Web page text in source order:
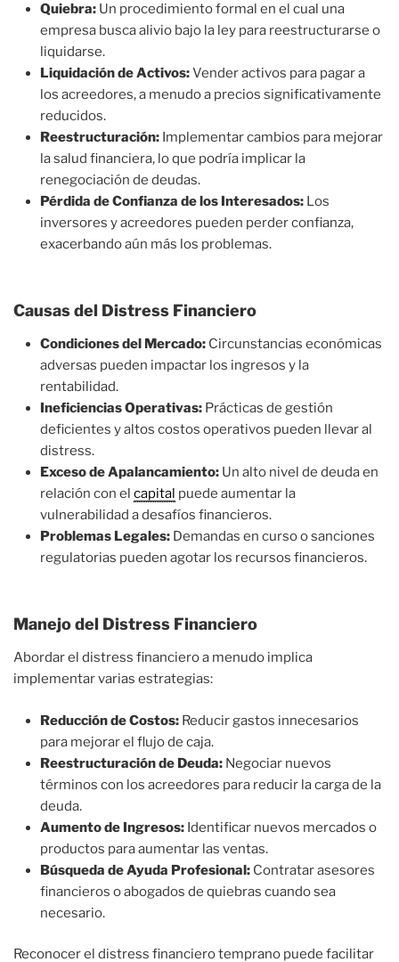
Quiebra: Un procedimiento formal en el cual una
empresa busca alivio bajo la ley para reestructurarse o
liquidarse.
Liquidación de Activos:Vender activos para pagar a
los acreedores, a menudo a precios significativamente
reducidos.
Reestructuración: Implementar cambios para mejorar
la salud financiera, lo que podría implicar la
renegociación de deudas.
Pérdida de Confianza de los Interesados: Los
inversores y acreedores pueden perder confianza,
exacerbando aún más los problemas.
Causas del Distress Financiero
Condiciones del Mercado: Circunstancias económicas
adversas pueden impactar los ingresos y la
rentabilidad.
Ineficiencias Operativas: Prácticas de gestión
deficientes y altos costos operativos pueden llevar al
distress.
Exceso de Apalancamiento: Un alto nivel de deuda en
relación con el capital puede aumentar la
vulnerabilidad a desafíos financieros.
Problemas Legales: Demandas en curso o sanciones
regulatorias pueden agotar los recursos financieros.
Manejo del Distress Financiero
Abordar el distress financiero a menudo implica
implementar varias estrategias:
Reducción de Costos: Reducir gastos innecesarios
para mejorar el flujo de caja.
Reestructuración de Deuda: Negociar nuevos
términos con los acreedores para reducir la carga de la
deuda.
Aumento de Ingresos: Identificar nuevos mercados o
productos para aumentar las ventas.
Búsqueda de Ayuda Profesional: Contratar asesores
financieros o abogados de quiebras cuando sea
necesario.
Reconocer el distress financiero temprano puede facilitar